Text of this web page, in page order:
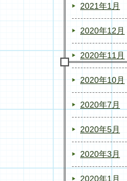
2021年1月
2020年12月
2020年11月
2020年10月
2020年7月
2020年5月
2020年3月
2020年1月